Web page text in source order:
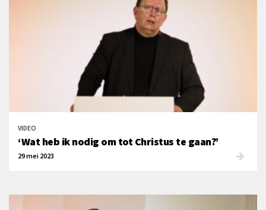
VIDEO
‘Wat heb ik nodig om tot Christus te gaan?’
29 mei 2023